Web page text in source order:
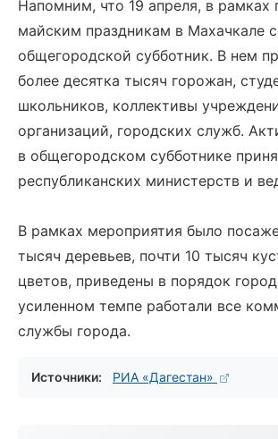
Напомним, что 19 апреля, в рамках
майским праздникам в Махачкале
общегородской субботник. В нем
более десятка тысяч горожан,
школьников, коллективы
организаций, городских служб.
в общегородском субботнике
республиканских министерств и
В рамках мероприятия было
тысяч деревьев, почти 10 тысяч
цветов, приведены в порядок
усиленном темпе работали все
службы города.
Источники: РИА «Дагестан»